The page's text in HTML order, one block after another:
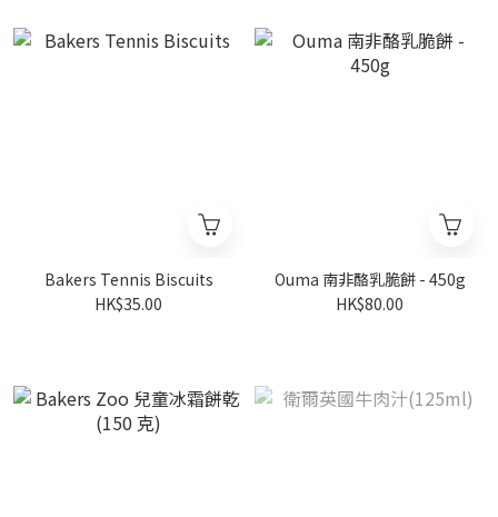
Bakers Tennis Biscuits
HK$35.00
Ouma 南非酪乳脆餅 - 450g
HK$80.00